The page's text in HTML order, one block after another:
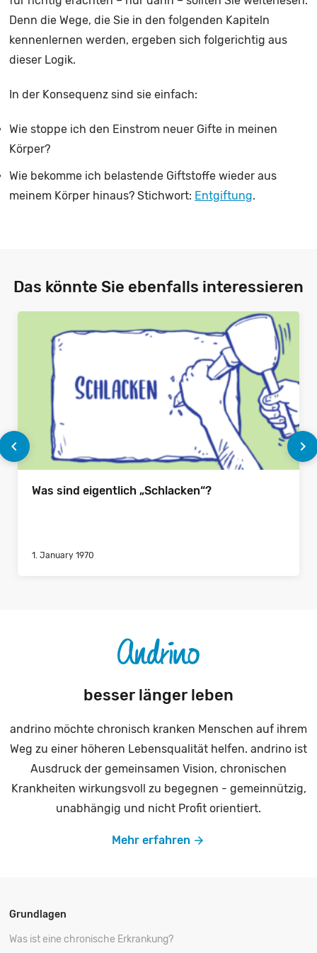
Denn die Wege, die Sie in den folgenden Kapiteln
kennenlernen werden, ergeben sich folgerichtig aus
dieser Logik.
In der Konsequenz sind sie einfach:
Wie stoppe ich den Einstrom neuer Gifte in meinen
Körper?
Wie bekomme ich belastende Giftstoffe wieder aus
meinem Körper hinaus? Stichwort: Entgiftung.
Das könnte Sie ebenfalls interessieren
chevron_left
Was sind eigentlich „Schlacken“?
1. January 1970
chevron_right
besser länger leben
andrino möchte chronisch kranken Menschen auf ihrem
Weg zu einer höheren Lebensqualität helfen. andrino ist
Ausdruck der gemeinsamen Vision, chronischen
Krankheiten wirkungsvoll zu begegnen - gemeinnützig,
unabhängig und nicht Profit orientiert.
Mehr erfahren
Grundlagen
Was ist eine chronische Erkrankung?